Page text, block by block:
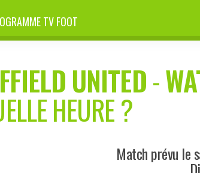
TV FOOT
UNITED-
HEURE ?
Match prévu le